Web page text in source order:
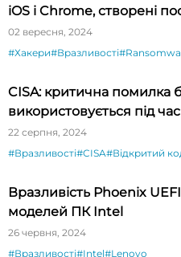
iOS і Chrome, створені
шпигунського ПЗ
02 вересня, 2024
#Хакери#Вразливості
CISA: критична помилка
використовується під
22 серпня, 2024
#Вразливості#CISA#Відкритий
Вразливість Phoenix
моделей ПК Intel
26 червня, 2024
#Вразливості#Intel#Lenovo